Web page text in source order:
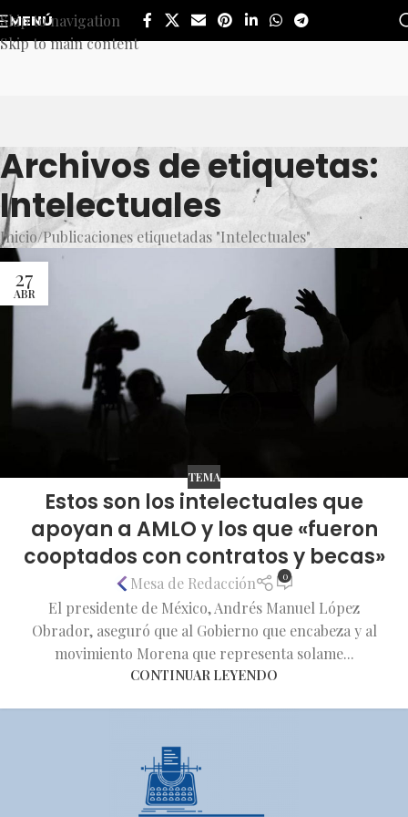
Skip to navigation
Skip to main content
MENÚ
Archivos de etiquetas:
Intelectuales
Inicio Publicaciones etiquetadas "Intelectuales"
27
ABR
TEMA
Estos son los intelectuales que
apoyan a AMLO y los que «fueron
cooptados con contratos y becas»
Mesa de Redacción 0
El presidente de México, Andrés Manuel López
Obrador, aseguró que al Gobierno que encabeza y al
movimiento Morena que representa solame...
CONTINUAR LEYENDO